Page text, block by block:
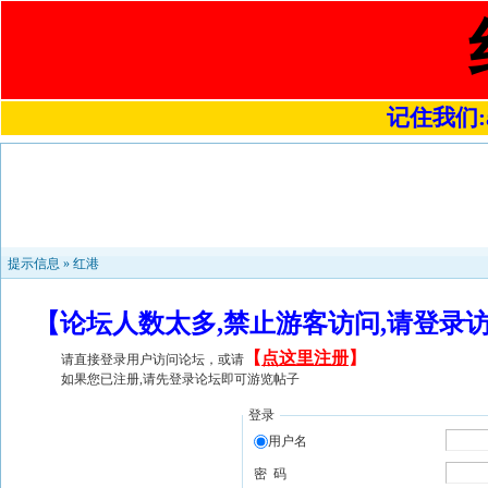
记住我们
提示信息 » 红港
【论坛人数太多,禁止游客访问,请登
请直接登录用户访问论坛，或请 【 点这里注册】
如果您已注册,请先登录论坛即可游览帖子
登录
用户名
密 码